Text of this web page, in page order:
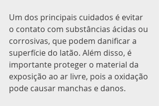
Um dos principais cuidados é evitar
o contato com substâncias ácidas ou
corrosivas, que podem danificar a
superfície do latão. Além disso, é
importante proteger o material da
exposição ao ar livre, pois a oxidação
pode causar manchas e danos.